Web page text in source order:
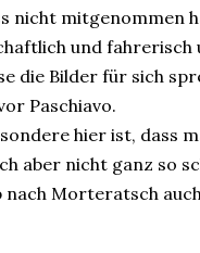
nicht mitgenommen
und fahrerisch
die Bilder für sich
Paschiavo.
hier ist, dass
aber nicht ganz so
nach Morteratsch